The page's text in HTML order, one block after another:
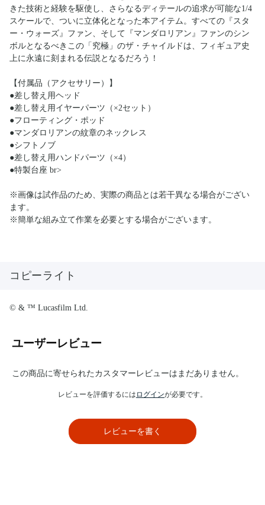
きた技術と経験を駆使し、さらなるディテールの追求が可能な1/4
スケールで、ついに立体化となった本アイテム。すべての『スタ
ー・ウォーズ』ファン、そして『マンダロリアン』ファンのシン
ボルとなるべきこの「究極」のザ・チャイルドは、フィギュア史
上に永遠に刻まれる伝説となるだろう！
【付属品（アクセサリー）】
●差し替え用ヘッド
●差し替え用イヤーパーツ（×2セット）
●フローティング・ポッド
●マンダロリアンの紋章のネックレス
●シフトノブ
●差し替え用ハンドパーツ（×4）
●特製台座 br>
※画像は試作品のため、実際の商品とは若干異なる場合がござい
ます。
※簡単な組み立て作業を必要とする場合がございます。
コピーライト
© & ™ Lucasfilm Ltd.
ユーザーレビュー
この商品に寄せられたカスタマーレビューはまだありません。
レビューを評価するには ログインが必要です。
レビューを書く